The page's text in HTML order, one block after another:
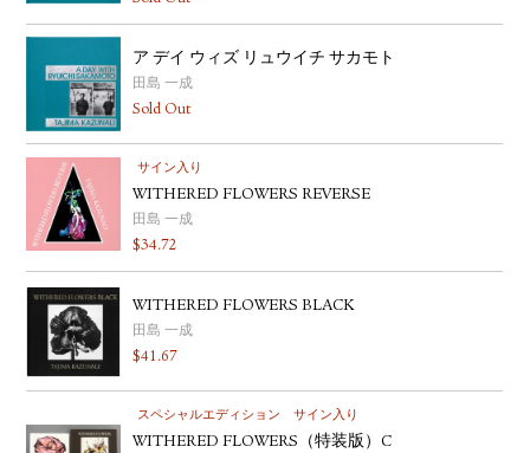
ア デイ ウィズ リュウイチ サカモト
田島 一成
Sold Out
サイン入り
WITHERED FLOWERS REVERSE
田島 一成
$34.72
WITHERED FLOWERS BLACK
田島 一成
$41.67
スペシャルエディション サイン入り
WITHERED FLOWERS（特装版）C